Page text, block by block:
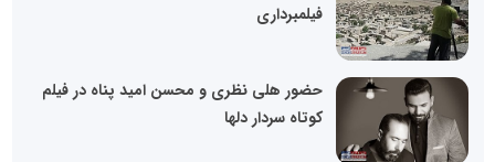
فیلمبرداری
حضور هلی نظری و محسن امید پناه در فیلم
کوتاه سردار دلها